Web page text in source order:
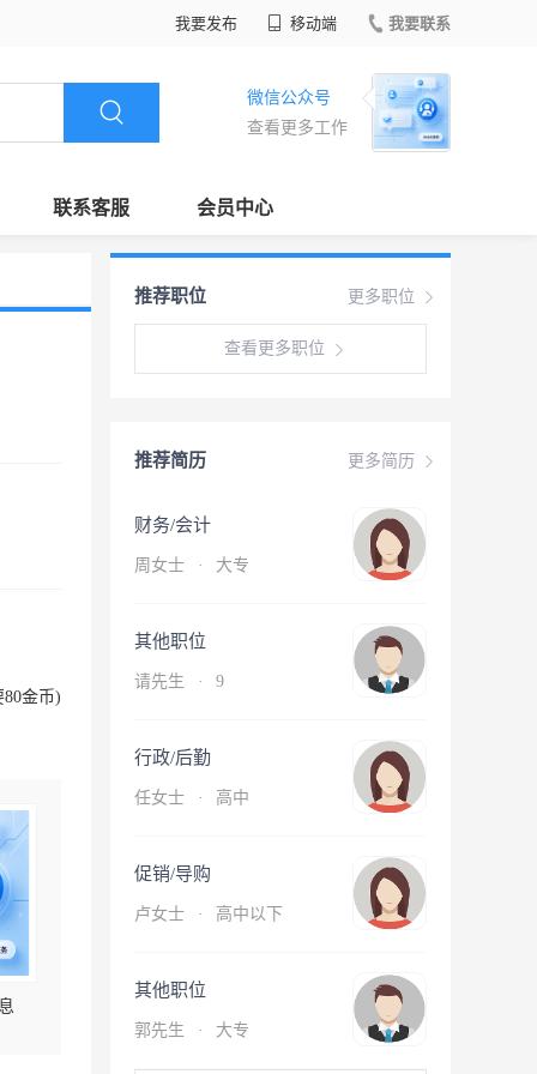
我要发布 移动端 我要联系
微信公众号
查看更多工作
联系客服 会员中心
金币)
更多职位
推荐职位
查看更多职位
更多简历
推荐简历
财务/会计
周女士 · 大专
其他职位
请先生 · 9
行政/后勤
任女士 · 高中
促销/导购
卢女士 · 高中以下
其他职位
郭先生 · 大专